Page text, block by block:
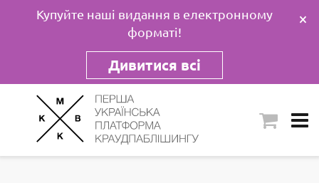
Купуйте наші видання в електронному
форматі!
Дивитися всі
×